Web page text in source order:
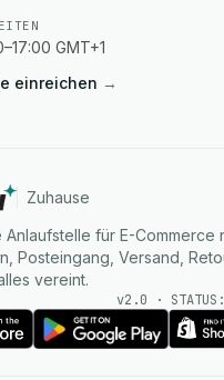
GMT+1
einreichen →
Zuhause
für E-Commerce
Posteingang, Versand,
vereint.
v2.0 · STATUS: